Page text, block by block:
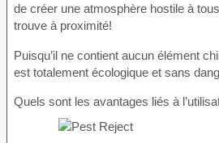
de créer une atmosphère hostile à
trouve à proximité!
Puisqu’il ne contient aucun élément
est totalement écologique et sans
Quels sont les avantages liés à